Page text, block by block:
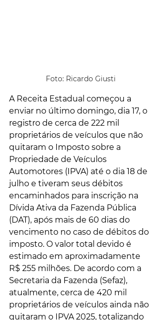
Foto: Ricardo Giusti
A Receita Estadual começou a
enviar no último domingo, dia 17, o
registro de cerca de 222 mil
proprietários de veículos que não
quitaram o Imposto sobre a
Propriedade de Veículos
Automotores (IPVA) até o dia 18 de
julho e tiveram seus débitos
encaminhados para inscrição na
Dívida Ativa da Fazenda Pública
(DAT), após mais de 60 dias do
vencimento no caso de débitos do
imposto. O valor total devido é
estimado em aproximadamente
R$ 255 milhões. De acordo com a
Secretaria da Fazenda (Sefaz),
atualmente, cerca de 420 mil
proprietários de veículos ainda não
quitaram o IPVA 2025, totalizando